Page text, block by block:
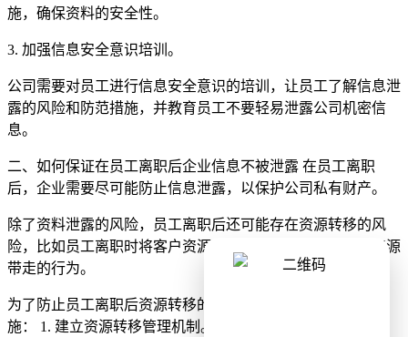
施，确保资料的安全性。
3. 加强信息安全意识培训。
公司需要对员工进行信息安全意识的培训，让员工了解信息泄
露的风险和防范措施，并教育员工不要轻易泄露公司机密信
息。
二、如何保证在员工离职后企业信息不被泄露 在员工离职
后，企业需要尽可能防止信息泄露，以保护公司私有财产。
除了资料泄露的风险，员工离职后还可能存在资源转移的风
险，比如员工离职时将客户资源、商务合作、媒介渠道等资源
带走的行为。
为了防止员工离职后资源转移的风险，企业可以采取以下措
施： 1. 建立资源转移管理机制。